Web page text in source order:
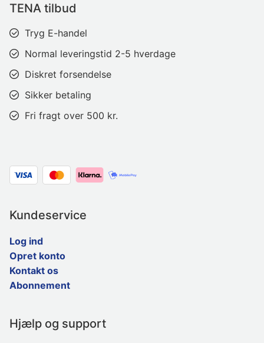
TENA tilbud
Tryg E-handel
Normal leveringstid 2-5 hverdage
Diskret forsendelse
Sikker betaling
Fri fragt over 500 kr.
Kundeservice
Log ind
Opret konto
Kontakt os
Abonnement
Hjælp og support